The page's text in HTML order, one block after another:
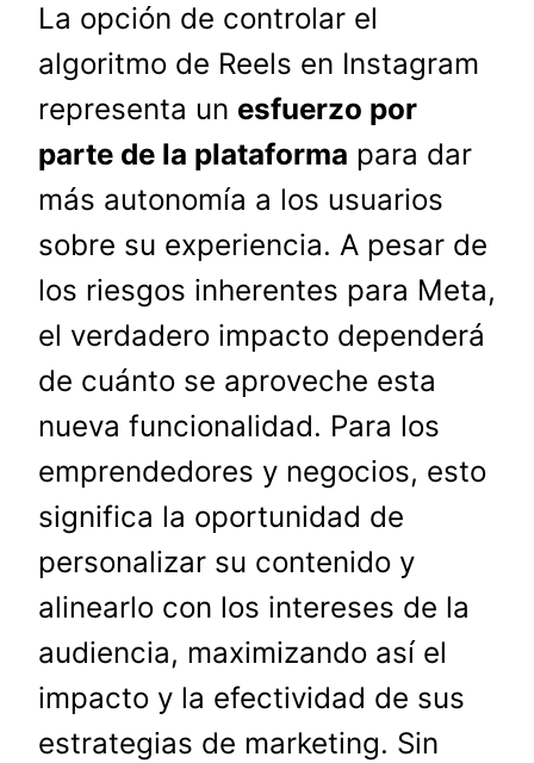
La opción de controlar el
algoritmo de Reels en Instagram
representa un esfuerzo por
parte de la plataforma para dar
más autonomía a los usuarios
sobre su experiencia. A pesar de
los riesgos inherentes para Meta,
el verdadero impacto dependerá
de cuánto se aproveche esta
nueva funcionalidad. Para los
emprendedores y negocios, esto
significa la oportunidad de
personalizar su contenido y
alinearlo con los intereses de la
audiencia, maximizando así el
impacto y la efectividad de sus
estrategias de marketing. Sin